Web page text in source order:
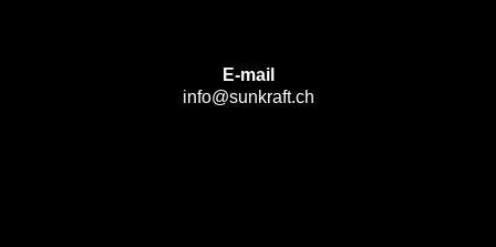
E-mail
info@sunkraft.ch